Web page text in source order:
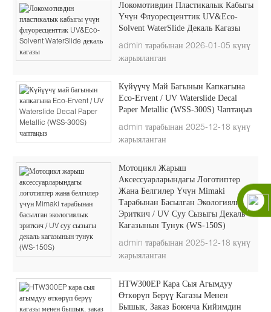
Локомотивдин Пластикалык Кабыгы
Үчүн Флуоресценттик UV&Eco-
Solvent WaterSlide Декаль Кагазы
admin тарабынан 2026-01-05 күнү
жарыяланган
Күйүүчү Май Багынын Капкагына
Eco-Ervent / UV Waterslide Decal
Paper Metallic (WSS-300S) Чаптаңыз
admin тарабынан 2025-12-18 күнү
жарыяланган
Мотоцикл Жарыш
Аксессуарларындагы Логотиптер
Жана Белгилер Үчүн Mimaki
Тарабынан Басылган Экологиялык
Эриткич / UV Суу Сызыгы Декаль
Кагазынын Тунук (WS-150S)
admin тарабынан 2025-12-18 күнү
жарыяланган
HTW300EP Кара Сыя Агымдуу
Өткөрүп Берүү Кагазы Менен
Бышык, Заказ Боюнча Кийимдин